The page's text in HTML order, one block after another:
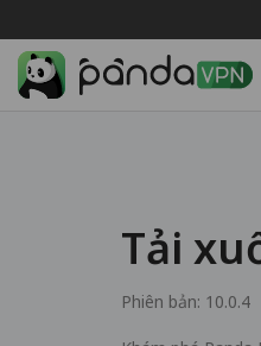
Tải
Phiên bản: 10.0.4